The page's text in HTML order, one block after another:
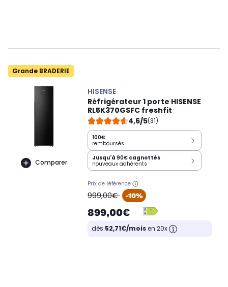
Grande BRADERIE
Comparer
HISENSE
Réfrigérateur 1 porte HISENSE
RL5K370GSFC freshfit
4,6/5(31)
100€
remboursés
Jusqu'à 90€ cagnottés
nouveaux adhérents
Prix de référence
oldPrice
999,00€ -10%
899,00€
dès 52,71€/moisen 20x